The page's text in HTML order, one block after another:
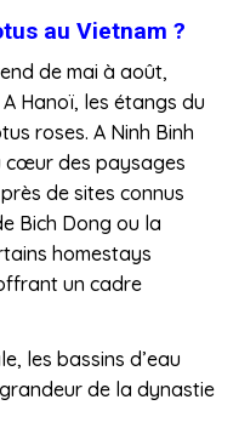
au Vietnam ?
de mai à août,
Hanoï, les étangs du
roses. A Ninh Binh
cœur des paysages
de sites connus
Bich Dong ou la
homestays
un cadre
les bassins d’eau
de la dynastie